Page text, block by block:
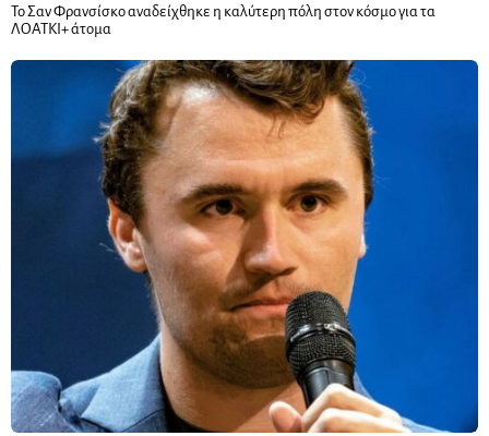
Το Σαν Φρανσίσκο αναδείχθηκε η καλύτερη πόλη στον κόσμο για τα
ΛΟΑΤΚΙ+ άτομα